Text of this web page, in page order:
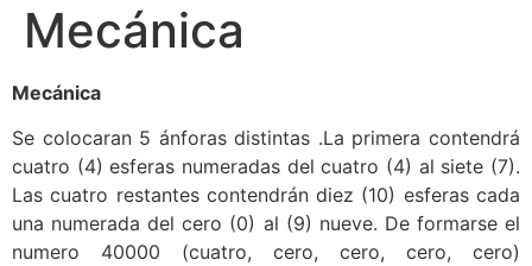
Mecánica
Mecánica
Se colocaran 5 ánforas distintas .La primera contendrá
cuatro (4) esferas numeradas del cuatro (4) al siete (7).
Las cuatro restantes contendrán diez (10) esferas cada
una numerada del cero (0) al (9) nueve. De formarse el
numero 40000 (cuatro, cero, cero, cero, cero)